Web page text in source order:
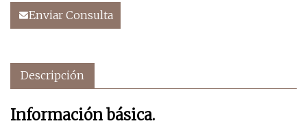
Enviar Consulta
Descripción
Información básica.